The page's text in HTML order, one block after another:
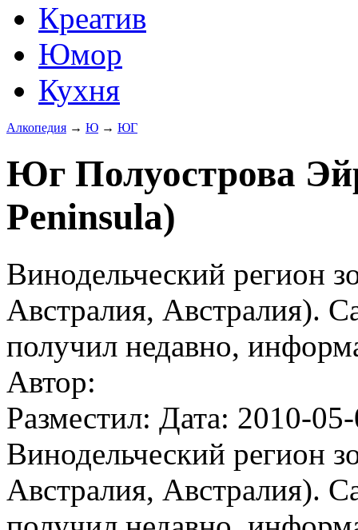
Креатив
Юмор
Кухня
Алкопедия → Ю → ЮГ
Юг Полуострова
Peninsula)
Винодельческий регион
Австралия, Австралия).
получил недавно,
Автор:
Разместил: Дата: 2010-
Винодельческий регион
Австралия, Австралия).